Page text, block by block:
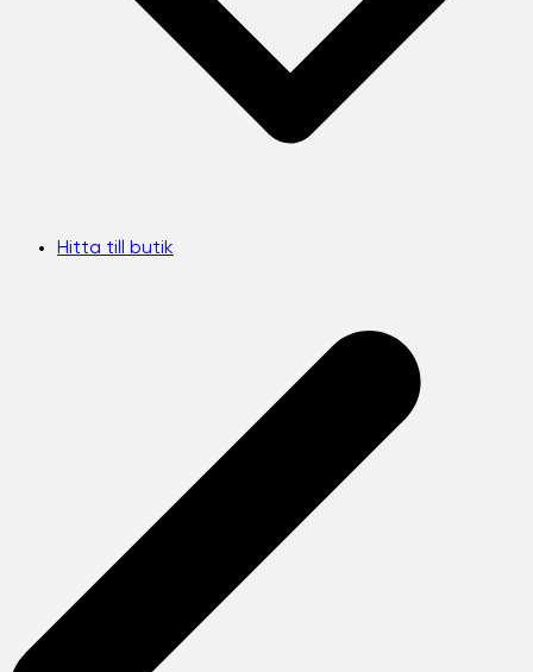
Hitta till butik